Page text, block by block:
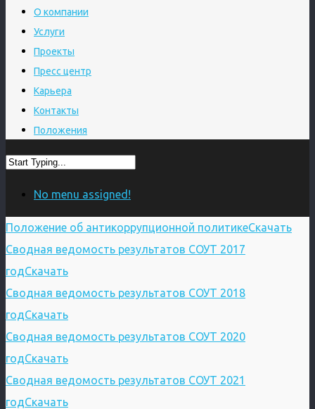
О компании
Услуги
Проекты
Пресс центр
Карьера
Контакты
Положения
No menu assigned!
Положение об антикоррупционной политикеСкачать
Сводная ведомость результатов СОУТ 2017
годСкачать
Сводная ведомость результатов СОУТ 2018
годСкачать
Сводная ведомость результатов СОУТ 2020
годСкачать
Сводная ведомость результатов СОУТ 2021
годСкачать